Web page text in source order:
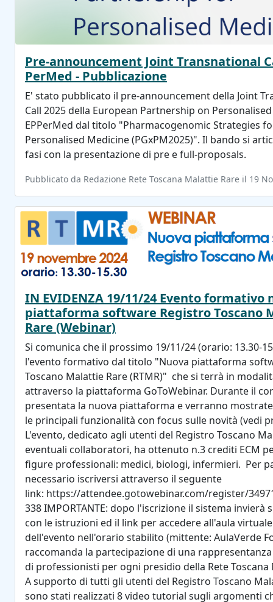
Pre-announcement Joint Transnational
PerMed - Pubblicazione
E' stato pubblicato il pre-announcement della Joint
Call 2025 della European Partnership on
EPPerMed dal titolo "Pharmacogenomic Strategies
Personalised Medicine (PGxPM2025)". Il bando si
fasi con la presentazione di pre e full-proposals.
Pubblicato da Redazione Rete Toscana Malattie Rare il 19
IN EVIDENZA 19/11/24 Evento formativo
piattaforma software Registro Toscano
Rare (Webinar)
Si comunica che il prossimo 19/11/24 (orario: 13.30-
l'evento formativo dal titolo "Nuova piattaforma
Toscano Malattie Rare (RTMR)" che si terrà in
attraverso la piattaforma GoToWebinar. Durante il
presentata la nuova piattaforma e verranno
le principali funzionalità con focus sulle novità (vedi
L'evento, dedicato agli utenti del Registro Toscano
eventuali collaboratori, ha ottenuto n.3 crediti ECM
figure professionali: medici, biologi, infermieri. Per
necessario iscriversi attraverso il seguente
link: https://attendee.gotowebinar.com/register/
338 IMPORTANTE: dopo l'iscrizione il sistema invierà
con le istruzioni ed il link per accedere all'aula
dell'evento nell'orario stabilito (mittente: AulaVerde
raccomanda la partecipazione di una
di professionisti per ogni presidio della Rete Toscana
A supporto di tutti gli utenti del Registro Toscano
sono stati realizzati 8 video tutorial sugli argomenti